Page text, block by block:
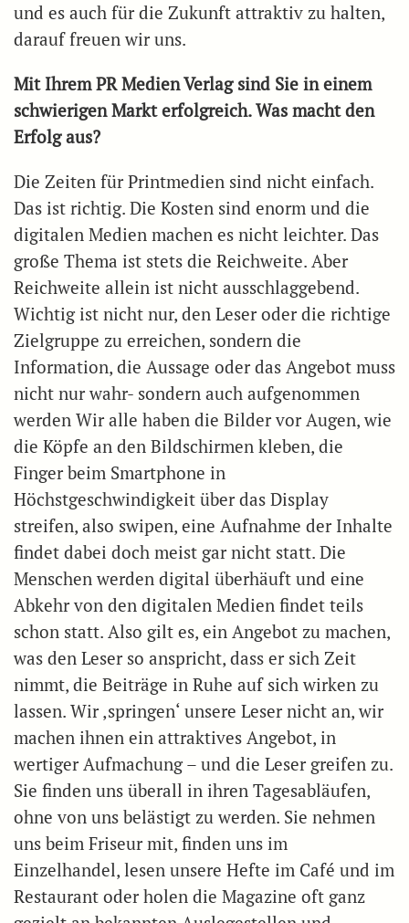
und es auch für die Zukunft attraktiv zu halten,
darauf freuen wir uns.
Mit Ihrem PR Medien Verlag sind Sie in einem
schwierigen Markt erfolgreich. Was macht den
Erfolg aus?
Die Zeiten für Printmedien sind nicht einfach.
Das ist richtig. Die Kosten sind enorm und die
digitalen Medien machen es nicht leichter. Das
große Thema ist stets die Reichweite. Aber
Reichweite allein ist nicht ausschlaggebend.
Wichtig ist nicht nur, den Leser oder die richtige
Zielgruppe zu erreichen, sondern die
Information, die Aussage oder das Angebot muss
nicht nur wahr- sondern auch aufgenommen
werden Wir alle haben die Bilder vor Augen, wie
die Köpfe an den Bildschirmen kleben, die
Finger beim Smartphone in
Höchstgeschwindigkeit über das Display
streifen, also swipen, eine Aufnahme der Inhalte
findet dabei doch meist gar nicht statt. Die
Menschen werden digital überhäuft und eine
Abkehr von den digitalen Medien findet teils
schon statt. Also gilt es, ein Angebot zu machen,
was den Leser so anspricht, dass er sich Zeit
nimmt, die Beiträge in Ruhe auf sich wirken zu
lassen. Wir ‚springen‘ unsere Leser nicht an, wir
machen ihnen ein attraktives Angebot, in
wertiger Aufmachung – und die Leser greifen zu.
Sie finden uns überall in ihren Tagesabläufen,
ohne von uns belästigt zu werden. Sie nehmen
uns beim Friseur mit, finden uns im
Einzelhandel, lesen unsere Hefte im Café und im
Restaurant oder holen die Magazine oft ganz